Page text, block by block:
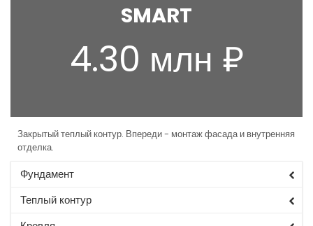
SMART
4.30 млн ₽
Закрытый теплый контур. Впереди - монтаж фасада и внутренняя
отделка.
Фундамент
Теплый контур